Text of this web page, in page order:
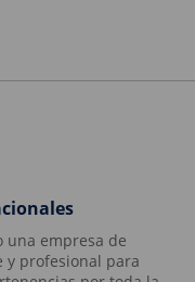
una empresa de
y profesional para